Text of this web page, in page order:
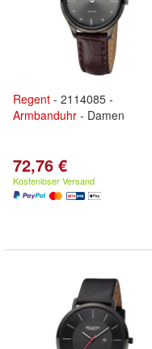
Regent - 2114085 -
Armbanduhr - Damen
72,76 €
Kostenloser Versand